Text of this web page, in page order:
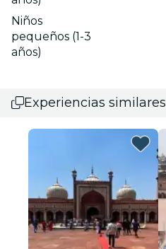
Niños
pequeños (1-3
años)
Experiencias similares